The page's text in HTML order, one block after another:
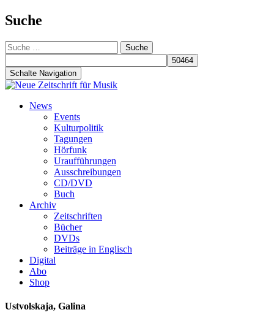
Suche
Suche
nach:
Schalte Navigation
Zum
News
Events
Kulturpolitik
Tagungen
Hörfunk
Uraufführungen
Ausschreibungen
CD/DVD
Buch
Archiv
Zeitschriften
Bücher
DVDs
Beiträge in Englisch
Digital
Abo
Shop
Ustvolskaja, Galina